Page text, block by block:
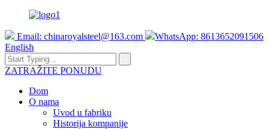
Email: chinaroyalsteel@163.com
WhatsApp: 8613652091506
English
ZATRAŽITE PONUDU
Dom
O nama
Uvod u fabriku
Historija kompanije